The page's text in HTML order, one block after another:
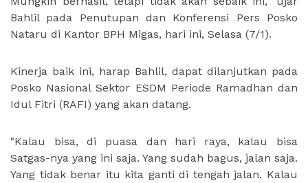
Bahlil pada Penutupan dan Konferensi Pers Posko
Nataru di Kantor BPH Migas, hari ini, Selasa (7/1).
Kinerja baik ini, harap Bahlil, dapat dilanjutkan pada
Posko Nasional Sektor ESDM Periode Ramadhan dan
Idul Fitri (RAFI) yang akan datang.
"Kalau bisa, di puasa dan hari raya, kalau bisa
Satgas-nya yang ini saja. Yang sudah bagus, jalan saja.
Yang tidak benar itu kita ganti di tengah jalan. Kalau